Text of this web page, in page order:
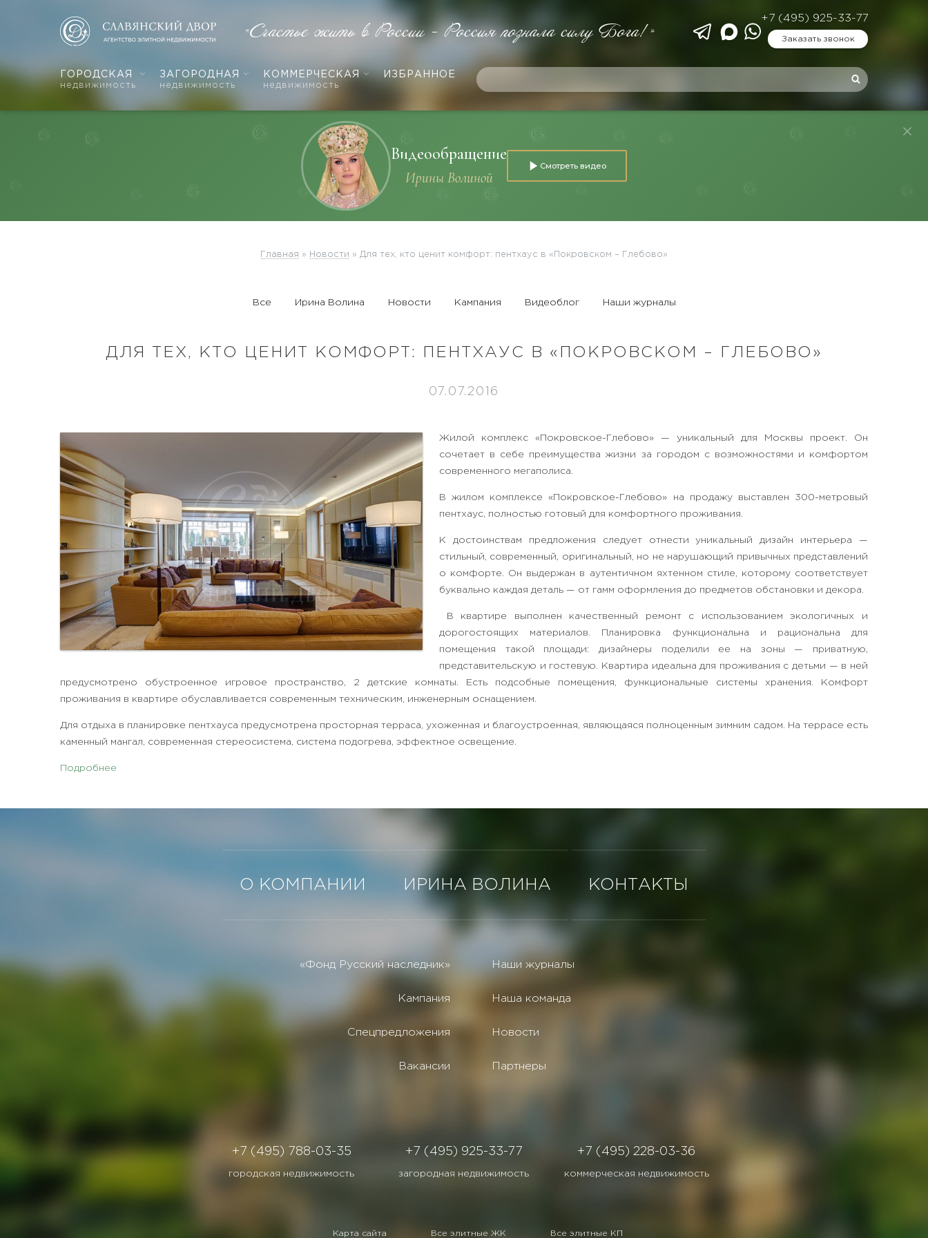
ГОРОДСКАЯ
недвижимость
ЗАГОРОДНАЯ
недвижимость
КОММЕРЧЕСКАЯ
недвижимость
ИЗБРАННОЕ
«Счастье жить в России - Россия познала силу Бога!»
+7 (495) 925-33-77
Заказать звонок
Видеообращение
Ирины Волиной
Смотреть видео
Главная » Новости » Для тех, кто ценит комфорт: пентхаус в «Покровском – Глебово»
Все Ирина Волина Новости Кампания Видеоблог Наши журналы
ДЛЯ ТЕХ, КТО ЦЕНИТ КОМФОРТ: ПЕНТХАУС В «ПОКРОВСКОМ – ГЛЕБОВО»
07.07.2016
Жилой комплекс «Покровское-Глебово» — уникальный для Москвы проект. Он
сочетает в себе преимущества жизни за городом с возможностями и комфортом
современного мегаполиса.
В жилом комплексе «Покровское-Глебово» на продажу выставлен 300-метровый
пентхаус, полностью готовый для комфортного проживания.
К достоинствам предложения следует отнести уникальный дизайн интерьера —
стильный, современный, оригинальный, но не нарушающий привычных представлений
о комфорте. Он выдержан в аутентичном яхтенном стиле, которому соответствует
буквально каждая деталь — от гамм оформления до предметов обстановки и декора.
В квартире выполнен качественный ремонт с использованием экологичных и
дорогостоящих материалов. Планировка функциональна и рациональна для
помещения такой площади: дизайнеры поделили ее на зоны — приватную,
представительскую и гостевую. Квартира идеальна для проживания с детьми — в ней
предусмотрено обустроенное игровое пространство, 2 детские комнаты. Есть подсобные помещения, функциональные системы хранения. Комфорт
проживания в квартире обуславливается современным техническим, инженерным оснащением.
Для отдыха в планировке пентхауса предусмотрена просторная терраса, ухоженная и благоустроенная, являющаяся полноценным зимним садом. На террасе есть
каменный мангал, современная стереосистема, система подогрева, эффектное освещение.
Подробнее
О КОМПАНИИ ИРИНА ВОЛИНА КОНТАКТЫ
«Фонд Русский наследник»
Кампания
Спецпредложения
Вакансии
Наши журналы
Наша команда
Новости
Партнеры
+7 (495) 788-03-35
городская недвижимость
+7 (495) 925-33-77
загородная недвижимость
+7 (495) 228-03-36
коммерческая недвижимость
Карта сайта Все элитные ЖК Все элитные КП